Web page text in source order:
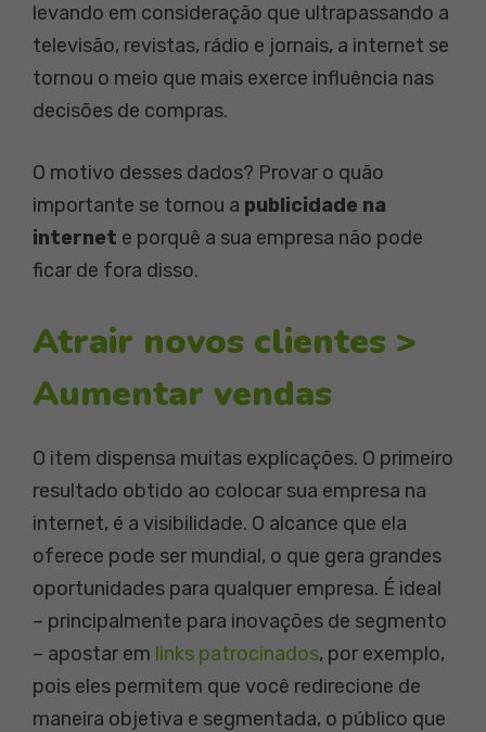
levando em consideração que ultrapassando a
televisão, revistas, rádio e jornais, a internet se
tornou o meio que mais exerce influência nas
decisões de compras.
O motivo desses dados? Provar o quão
importante se tornou a publicidade na
internet e porquê a sua empresa não pode
ficar de fora disso.
Atrair novos clientes >
Aumentar vendas
O item dispensa muitas explicações. O primeiro
resultado obtido ao colocar sua empresa na
internet, é a visibilidade. O alcance que ela
oferece pode ser mundial, o que gera grandes
oportunidades para qualquer empresa. É ideal
– principalmente para inovações de segmento
– apostar em links patrocinados, por exemplo,
pois eles permitem que você redirecione de
maneira objetiva e segmentada, o público que